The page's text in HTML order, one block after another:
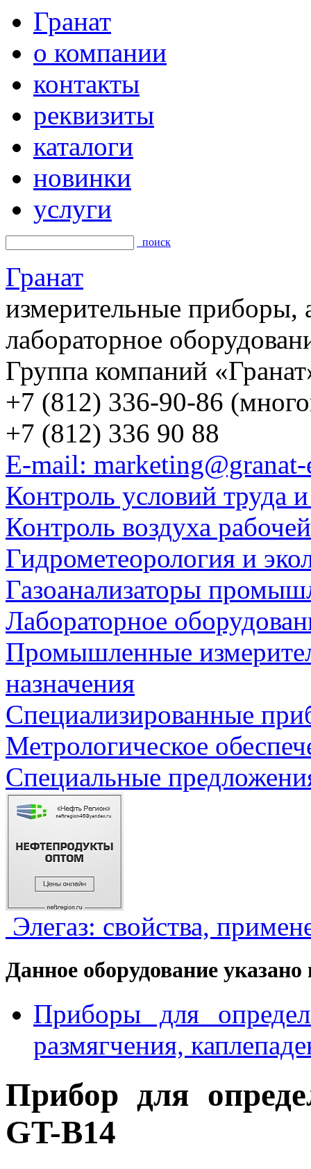
Гранат
о компании
контакты
реквизиты
каталоги
новинки
услуги
поиск
Гранат
измерительные приборы,
лабораторное
Группа компаний
+7 (812) 336-90-86
+7 (812) 336 90 88
E-mail:
Контроль условий труда
Контроль воздуха
Гидрометеорология и
Газоанализаторы
Лабораторное
Промышленные
назначения
Специализированные
Метрологическое
Специальные
Элегаз: свойства,
Данное оборудование
Приборы для
размягчения,
Прибор для
GT-B14